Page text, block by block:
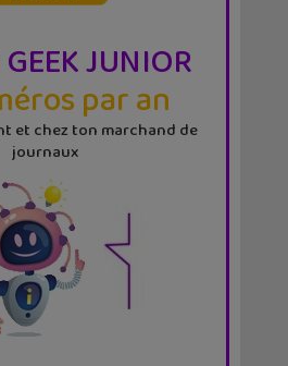
GEEK JUNIOR
par an
et chez ton marchand de
journaux